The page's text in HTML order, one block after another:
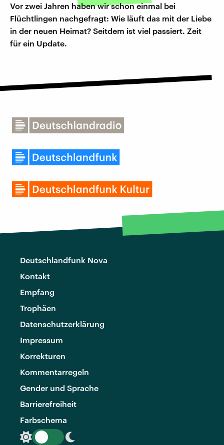
Vor zwei Jahren haben wir schon einmal bei
Flüchtlingen nachgefragt: Wie läuft das mit der Liebe
in der neuen Heimat? Seitdem ist viel passiert. Zeit
für ein Update.
Deutschlandfunk Nova
Kontakt
Empfang
Trophäen
Datenschutzerklärung
Impressum
Korrekturen
Kommentarregeln
Gender und Sprache
Barrierefreiheit
Farbschema